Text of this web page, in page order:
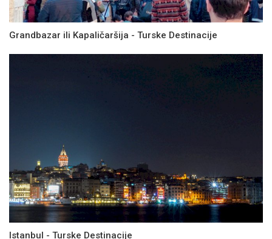
Grandbazar ili Kapaličaršija - Turske Destinacije
Istanbul - Turske Destinacije